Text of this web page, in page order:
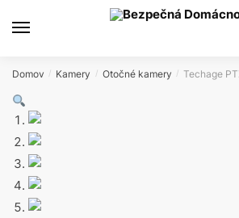
Domov / Kamery / Otočné kamery / Techage